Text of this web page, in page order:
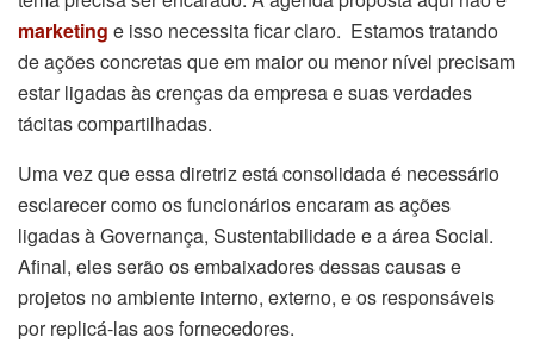
marketing e isso necessita ficar claro. Estamos tratando
de ações concretas que em maior ou menor nível precisam
estar ligadas às crenças da empresa e suas verdades
tácitas compartilhadas.
Uma vez que essa diretriz está consolidada é necessário
esclarecer como os funcionários encaram as ações
ligadas à Governança, Sustentabilidade e a área Social.
Afinal, eles serão os embaixadores dessas causas e
projetos no ambiente interno, externo, e os responsáveis
por replicá-las aos fornecedores.